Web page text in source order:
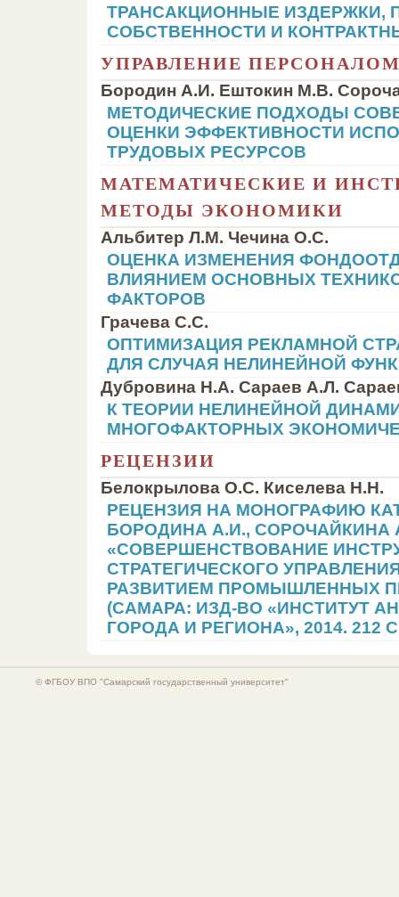
ТРАНСАКЦИОННЫЕ ИЗДЕРЖКИ,
СОБСТВЕННОСТИ И
УПРАВЛЕНИЕ
Бородин А.И. Ештокин М.В.
МЕТОДИЧЕСКИЕ ПОДХОДЫ
ОЦЕНКИ ЭФФЕКТИВНОСТИ
ТРУДОВЫХ РЕСУРСОВ
МАТЕМАТИЧЕСКИЕ И
МЕТОДЫ ЭКОНОМИКИ
Альбитер Л.М. Чечина О.С.
ОЦЕНКА ИЗМЕНЕНИЯ
ВЛИЯНИЕМ ОСНОВНЫХ
ФАКТОРОВ
Грачева С.С.
ОПТИМИЗАЦИЯ РЕКЛАМНОЙ
ДЛЯ СЛУЧАЯ НЕЛИНЕЙНОЙ
Дубровина Н.А. Сараев А.Л.
К ТЕОРИИ НЕЛИНЕЙНОЙ
МНОГОФАКТОРНЫХ
РЕЦЕНЗИИ
Белокрылова О.С. Киселева Н.Н.
РЕЦЕНЗИЯ НА МОНОГРАФИЮ
БОРОДИНА А.И., СОРОЧАЙКИНА
«СОВЕРШЕНСТВОВАНИЕ
СТРАТЕГИЧЕСКОГО
РАЗВИТИЕМ ПРОМЫШЛЕННЫХ
(САМАРА: ИЗД-ВО «ИНСТИТУТ
ГОРОДА И РЕГИОНА», 2014. 212
© ФГБОУ ВПО "Самарский государственный университет"